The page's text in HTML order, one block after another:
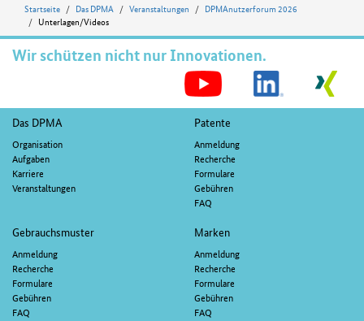
Startseite Das DPMA Veranstaltungen
DPMAnutzerforum 2026
Unterlagen/Videos
Wir schützen nicht nur Innovationen.
Fußnavigation
Das DPMA
Organisation
Aufgaben
Karriere
Veranstaltungen
Patente
Anmeldung
Recherche
Formulare
Gebühren
FAQ
Gebrauchsmuster
Anmeldung
Recherche
Formulare
Gebühren
FAQ
Marken
Anmeldung
Recherche
Formulare
Gebühren
FAQ